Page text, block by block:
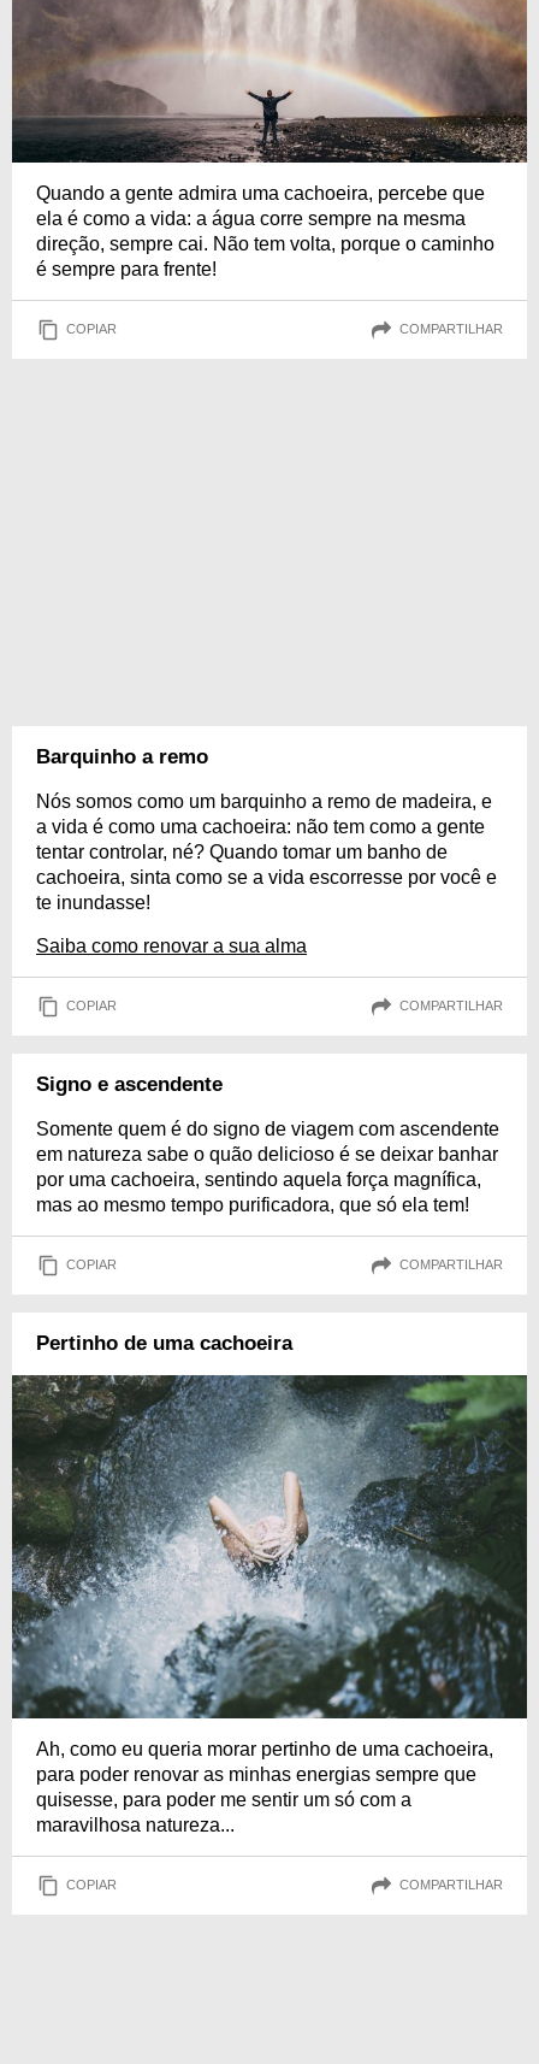
Quando a gente admira uma cachoeira, percebe que
ela é como a vida: a água corre sempre na mesma
direção, sempre cai. Não tem volta, porque o caminho
é sempre para frente!
COPIAR COMPARTILHAR
Barquinho a remo
Nós somos como um barquinho a remo de madeira, e
a vida é como uma cachoeira: não tem como a gente
tentar controlar, né? Quando tomar um banho de
cachoeira, sinta como se a vida escorresse por você e
te inundasse!
Saiba como renovar a sua alma
COPIAR COMPARTILHAR
Signo e ascendente
Somente quem é do signo de viagem com ascendente
em natureza sabe o quão delicioso é se deixar banhar
por uma cachoeira, sentindo aquela força magnífica,
mas ao mesmo tempo purificadora, que só ela tem!
COPIAR COMPARTILHAR
Pertinho de uma cachoeira
Ah, como eu queria morar pertinho de uma cachoeira,
para poder renovar as minhas energias sempre que
quisesse, para poder me sentir um só com a
maravilhosa natureza...
COPIAR COMPARTILHAR